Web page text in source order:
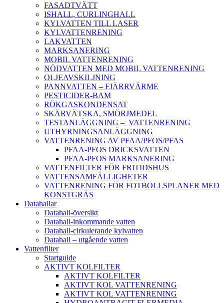
FASADTVÄTT
ISHALL, CURLINGHALL
KYLVATTEN TILL LASER
KYLVATTENRENING
LAKVATTEN
MARKSANERING
MOBIL VATTENRENING
NÖDVATTEN MED MOBIL VATTENRENING
OLJEAVSKILJNING
PANNVATTEN – FJÄRRVÄRME
PESTICIDER-BAM
RÖKGASKONDENSAT
SKÄRVÄTSKA, SMÖRJMEDEL
TESTANLÄGGNING – VATTENRENING
UTHYRNINGSANLÄGGNING
VATTENRENING AV PFAA/PFOS/PFAS
PFAA-PFOS DRICKSVATTEN
PFAA-PFOS MARKSANERING
VATTENFILTER FÖR FRITIDSHUS
VATTENSAMFÄLLIGHETER
VATTENRENING FÖR FOTBOLLSPLANER MED
KONSTGRÄS
Datahallar
Datahall-översikt
Datahall-inkommande vatten
Datahall-cirkulerande kylvatten
Datahall – utgående vatten
Vattenfilter
Startguide
AKTIVT KOLFILTER
AKTIVT KOLFILTER
AKTIVT KOL VATTENRENING
AKTIVT KOL VATTENRENING